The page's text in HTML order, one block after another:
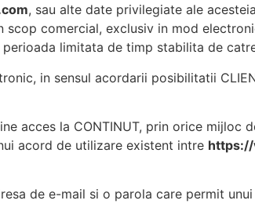
, sau alte date privilegiate ale
scop comercial, exclusiv in mod
limitata de timp stabilita de
in sensul acordarii posibilitatii
acces la CONTINUT, prin orice mijloc
acord de utilizare existent intre https://
de e-mail si o parola care permit